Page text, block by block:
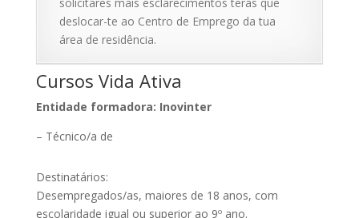
deslocar-te ao Centro de Emprego da tua
área de residência.
Cursos Vida Ativa
Entidade formadora: Inovinter
– Técnico/a de
Destinatários:
Desempregados/as, maiores de 18 anos, com
escolaridade igual ou superior ao 9º ano.